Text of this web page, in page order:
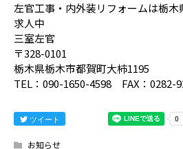
左官工事・内外装リフォームは栃木
求人中
三室左官
〒328-0101
栃木県栃木市都賀町大柿1195
TEL：090-1650-4598 FAX：0282-
ツイート
お知らせ